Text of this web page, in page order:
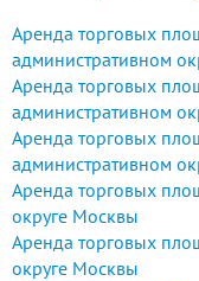
Аренда торговых
административном
Аренда торговых
административном
Аренда торговых
административном
Аренда торговых
округе Москвы
Аренда торговых
округе Москвы